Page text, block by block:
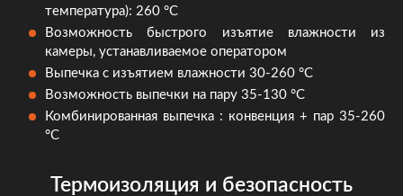
температура): 260 °С
Возможность быстрого изъятие влажности из
камеры, устанавливаемое оператором
Выпечка с изъятием влажности 30-260 °С
Возможность выпечки на пару 35-130 °C
Комбинированная выпечка : конвенция + пар 35-260
°C
Термоизоляция и безопасность